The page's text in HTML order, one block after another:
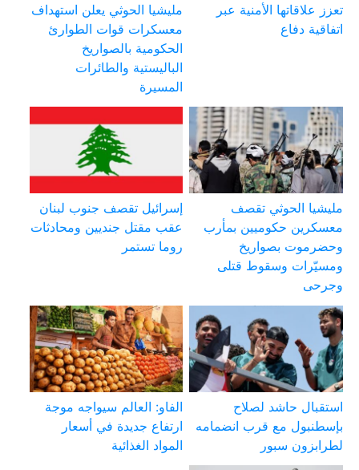
تعزز علاقاتها الأمنية عبر
اتفاقية دفاع
مليشيا الحوثي يعلن استهداف
معسكرات قوات الطوارئ
الحكومية بالصواريخ
الباليستية والطائرات
المسيرة
مليشيا الحوثي تقصف
معسكرين حكوميين بمأرب
وحضرموت بصواريخ
ومسيّرات وسقوط قتلى
وجرحى
إسرائيل تقصف جنوب لبنان
عقب مقتل جنديين ومحادثات
روما تستمر
استقبال حاشد لصلاح
بإسطنبول مع قرب انضمامه
لطرابزون سبور
الفاو: العالم سيواجه موجة
ارتفاع جديدة في أسعار
المواد الغذائية